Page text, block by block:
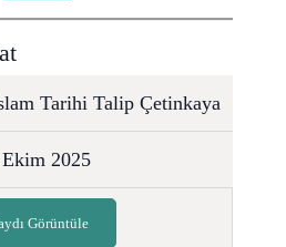
Tarihi Talip Çetinkaya
2025
Görüntüle